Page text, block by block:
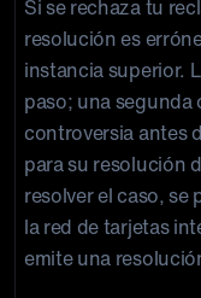
Si se rechaza tu
resolución es
instancia superior.
paso; una
controversia antes
para su resolución
resolver el caso, se
la red de tarjetas
emite una